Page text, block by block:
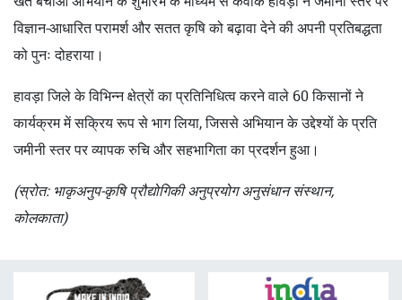
विज्ञान-आधारित परामर्श और सतत कृषि को बढ़ावा देने की अपनी प्रतिबद्धता
को पुनः दोहराया।
हावड़ा जिले के विभिन्न क्षेत्रों का प्रतिनिधित्व करने वाले 60 किसानों ने
कार्यक्रम में सक्रिय रूप से भाग लिया, जिससे अभियान के उद्देश्यों के प्रति
जमीनी स्तर पर व्यापक रुचि और सहभागिता का प्रदर्शन हुआ।
(स्रोत: भाकृअनुप-कृषि प्रौद्योगिकी अनुप्रयोग अनुसंधान संस्थान,
कोलकाता)